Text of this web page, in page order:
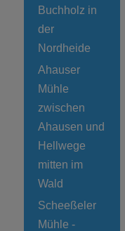
Buchholz in
der
Nordheide
Ahauser
Mühle
zwischen
Ahausen und
Hellwege
mitten im
Wald
Scheeßeler
Mühle -